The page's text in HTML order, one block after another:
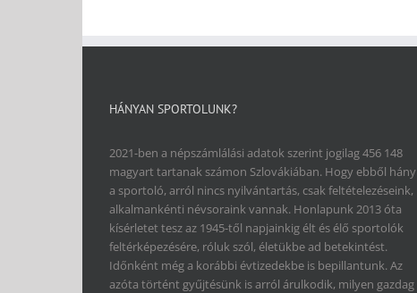
HÁNYAN SPORTOLUNK?
2021-ben a népszámlálási adatok szerint jogilag 456 148
magyart tartanak számon Szlovákiában. Hogy ebből hány
a sportoló, arról nincs nyilvántartás, csak feltételezéseink,
alkalmankénti névsoraink vannak. Honlapunk 2013 óta
kísérletet tesz az 1945-től napjainkig élt és élő sportolók
feltérképezésére, róluk szól, életükbe ad betekintést.
Időnként még a korábbi évtizedekbe is bepillantunk. Az
azóta történt gyűjtésünk is arról árulkodik, milyen gazdag